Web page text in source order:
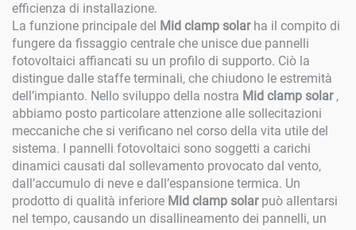
efficienza di installazione.
La funzione principale del Mid clamp solar ha il compito di
fungere da fissaggio centrale che unisce due pannelli
fotovoltaici affiancati su un profilo di supporto. Ciò la
distingue dalle staffe terminali, che chiudono le estremità
dell’impianto. Nello sviluppo della nostra Mid clamp solar ,
abbiamo posto particolare attenzione alle sollecitazioni
meccaniche che si verificano nel corso della vita utile del
sistema. I pannelli fotovoltaici sono soggetti a carichi
dinamici causati dal sollevamento provocato dal vento,
dall’accumulo di neve e dall’espansione termica. Un
prodotto di qualità inferiore Mid clamp solar può allentarsi
nel tempo, causando un disallineamento dei pannelli, un